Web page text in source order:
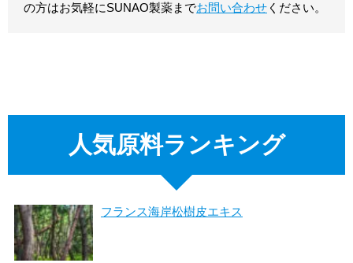
の方はお気軽にSUNAO製薬までお問い合わせ ください。
人気原料ランキング
フランス海岸松樹皮エキス